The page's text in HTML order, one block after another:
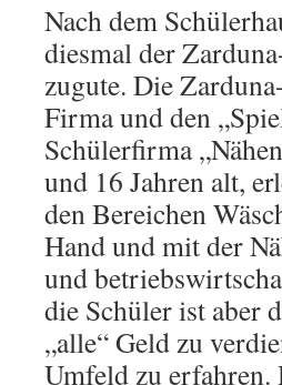
Nach dem
diesmal der
zugute. Die
Firma und den
Schülerfirma
und 16 Jahren alt,
den Bereichen
Hand und mit der
und
die Schüler ist aber
„alle“ Geld zu
Umfeld zu